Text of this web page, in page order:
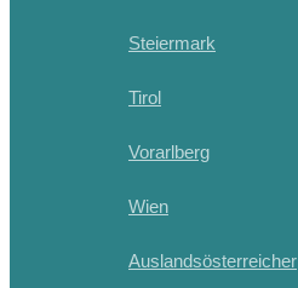
Steiermark
Tirol
Vorarlberg
Wien
Auslandsösterreicher